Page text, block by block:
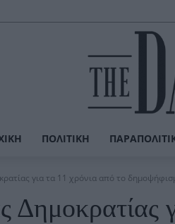
ΠΟΛΙΤΙΚΉ
για τα 11 χρόνια από το
Δημοκρατίας